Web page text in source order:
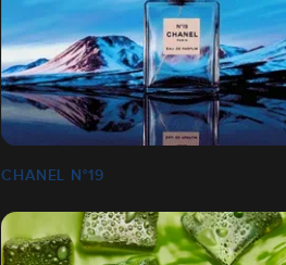
CHANEL N°19